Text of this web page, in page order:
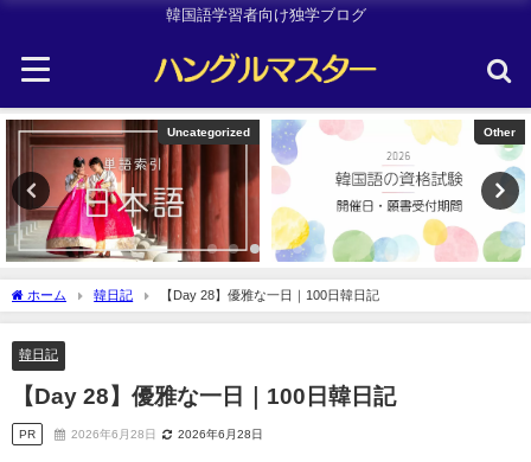
韓国語学習者向け独学ブログ
Other TOPIK
ホーム 韓日記 【Day 28】優雅な一日｜100日韓日記
韓日記
【Day 28】優雅な一日｜100日韓日記
PR 2026年6月28日 2026年6月28日